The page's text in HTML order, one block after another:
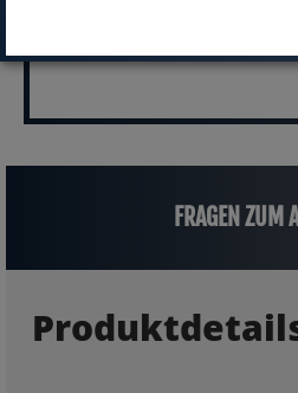
FRAGEN ZUM